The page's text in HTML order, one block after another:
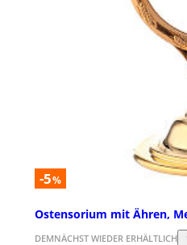
-5%
Ostensorium mit Ähren,
DEMNÄCHST WIEDER ERHÄLTLICH